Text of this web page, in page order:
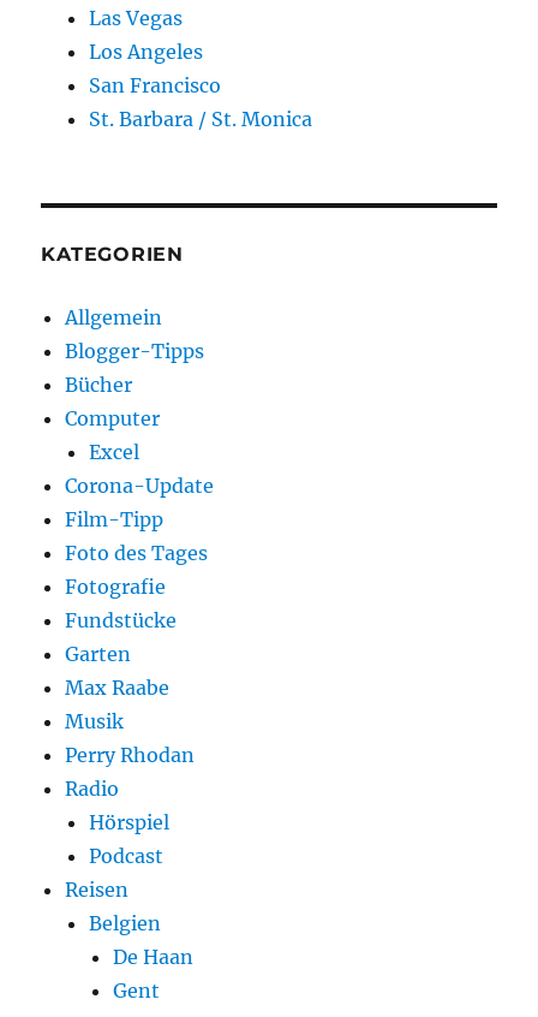
Las Vegas
Los Angeles
San Francisco
St. Barbara / St. Monica
KATEGORIEN
Allgemein
Blogger-Tipps
Bücher
Computer
Excel
Corona-Update
Film-Tipp
Foto des Tages
Fotografie
Fundstücke
Garten
Max Raabe
Musik
Perry Rhodan
Radio
Hörspiel
Podcast
Reisen
Belgien
De Haan
Gent